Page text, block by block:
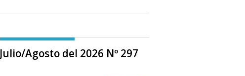
Julio/Agosto del 2026 Nº 297